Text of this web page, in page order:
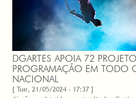
DGARTES APOIA 72
PROGRAMAÇÃO EM TODO
NACIONAL
[ Tue, 21/05/2024 - 17:37 ]